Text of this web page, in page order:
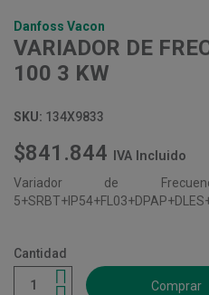
Danfoss Vacon
VARIADOR DE
100 3 KW
SKU: 134X9833
$841.844 IVA Incluido
Variador de Frecuencia
Cantidad
Comprar